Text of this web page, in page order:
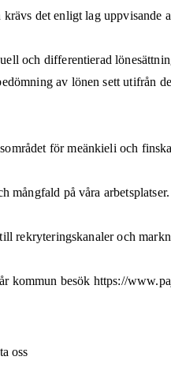
det enligt lag
och differentierad
av lönen sett utifrån
för meänkieli och
mångfald på våra
rekryteringskanaler och
kommun besök https://
oss